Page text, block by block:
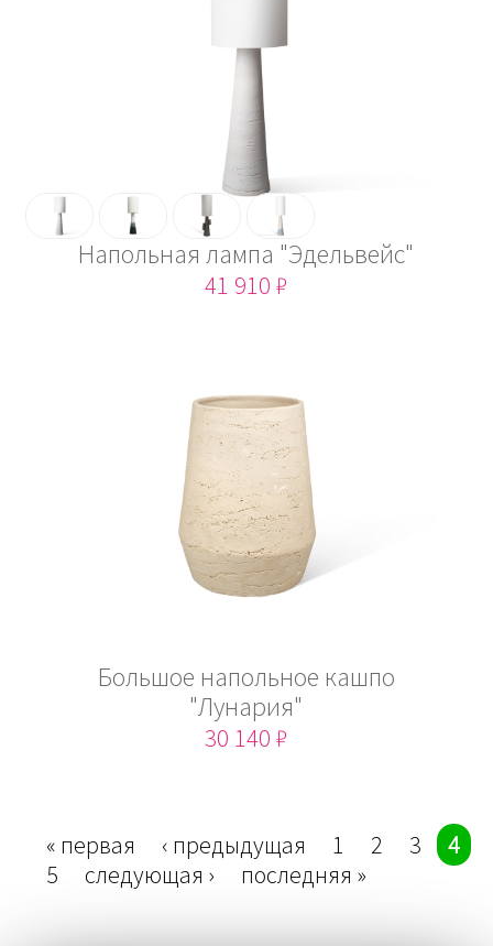
Напольная лампа "Эдельвейс"
41 910 ₽
Большое напольное кашпо
"Лунария"
30 140 ₽
« первая
‹ предыдущая 1 2 3
4
5
следующая › последняя »